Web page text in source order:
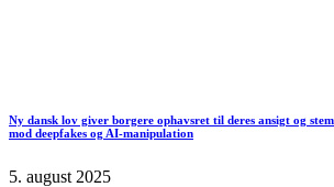
Ny dansk lov giver borgere ophavsret til deres ansigt og
mod deepfakes og AI-manipulation
5. august 2025